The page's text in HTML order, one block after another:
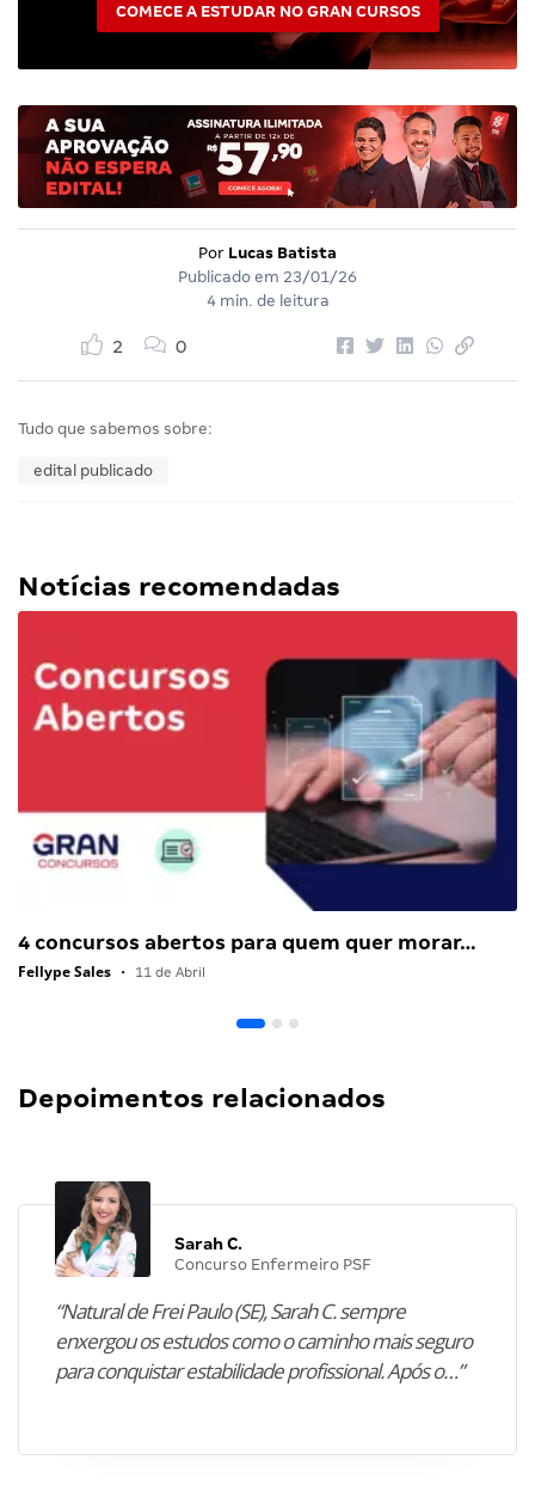
COMECE A ESTUDAR NO GRAN CURSOS
Por Lucas Batista
Publicado em 23/01/26
4 min. de leitura
2 0
Tudo que sabemos sobre:
edital publicado
Notícias recomendadas
4 concursos abertos para quem quer morar…
Fellype Sales • 11 de Abril
Depoimentos relacionados
Sarah C.
Concurso Enfermeiro PSF
“Natural de Frei Paulo (SE), Sarah C. sempre
enxergou os estudos como o caminho mais seguro
para conquistar estabilidade profissional. Após o…”